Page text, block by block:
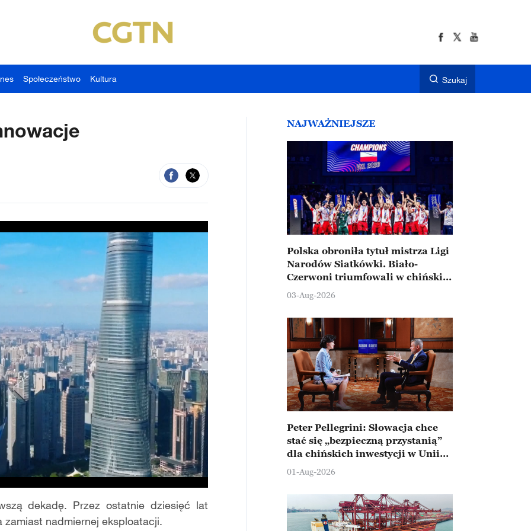
Społeczeństwo Kultura Szukaj
ądekadę. Przez ostatnie dziesięć lat
zamiast nadmiernej eksploatacji.
NAJWAŻNIEJSZE
Polska obroniła tytuł mistrza Ligi
Narodów Siatkówki. Biało-
Czerwoni triumfowali w chińskim
Ningbo
03-Aug-2026
Peter Pellegrini: Słowacja chce
stać się „bezpieczną przystanią”
dla chińskich inwestycji w Unii
Europejskiej
01-Aug-2026